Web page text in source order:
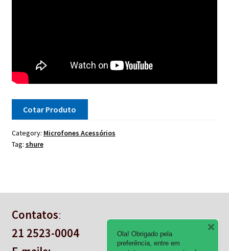
Cotar Produto
Category: Microfones Acessórios
Tag: shure
Contatos:
21 2523-0004
Ola! Obrigado pela
preferência, entre em